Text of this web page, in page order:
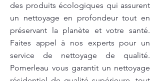
des produits écologiques qui assurent
un nettoyage en profondeur tout en
préservant la planète et votre santé.
Faites appel à nos experts pour un
service de nettoyage de qualité.
Pomerleau vous garantit un nettoyage